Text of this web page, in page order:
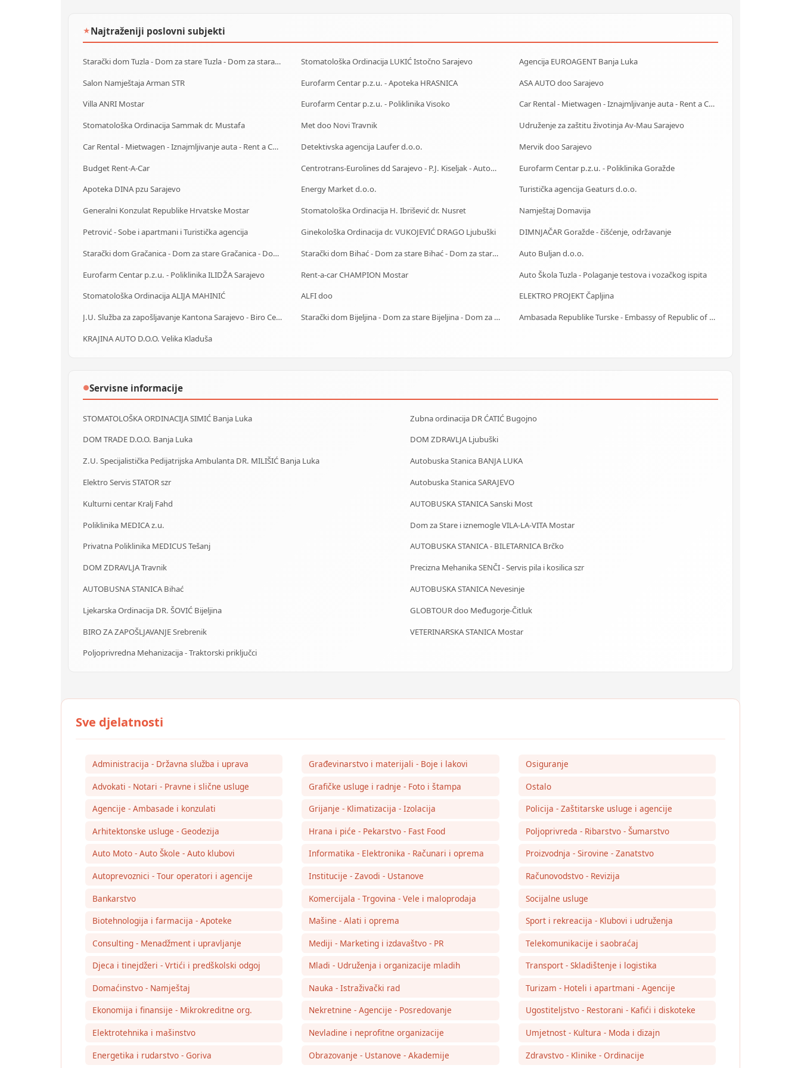
★Najtraženiji poslovni subjekti
Starački dom Tuzla - Dom za stare Tuzla - Dom za stara lica Tuzla Stomatološka Ordinacija LUKIĆ Istočno Sarajevo
Agencija EUROAGENT Banja Luka
Salon Namještaja Arman STR
Eurofarm Centar p.z.u. - Apoteka HRASNICA
ASA AUTO doo Sarajevo
Villa ANRI Mostar
Eurofarm Centar p.z.u. - Poliklinika Visoko
Car Rental - Mietwagen - Iznajmljivanje auta - Rent a Car Mostar
Stomatološka Ordinacija Sammak dr. Mustafa
Met doo Novi Travnik
Udruženje za zaštitu životinja Av-Mau Sarajevo
Car Rental - Mietwagen - Iznajmljivanje auta - Rent a Car Bihać
Detektivska agencija Laufer d.o.o.
Mervik doo Sarajevo
Budget Rent-A-Car
Centrotrans-Eurolines dd Sarajevo - P.J. Kiseljak - Autobuska stanica
Eurofarm Centar p.z.u. - Poliklinika Goražde
Apoteka DINA pzu Sarajevo
Energy Market d.o.o.
Turistička agencija Geaturs d.o.o.
Generalni Konzulat Republike Hrvatske Mostar
Stomatološka Ordinacija H. Ibrišević dr. Nusret
Namještaj Domavija
Petrović - Sobe i apartmani i Turistička agencija
Ginekološka Ordinacija dr. VUKOJEVIĆ DRAGO Ljubuški
DIMNJAČAR Goražde - čišćenje, održavanje
Starački dom Gračanica - Dom za stare Gračanica - Dom za stara lica Gračanica
Starački dom Bihać - Dom za stare Bihać - Dom za stara lica Bihać
Auto Buljan d.o.o.
Eurofarm Centar p.z.u. - Poliklinika ILIDŽA Sarajevo
Rent-a-car CHAMPION Mostar
Auto Škola Tuzla - Polaganje testova i vozačkog ispita
Stomatološka Ordinacija ALIJA MAHINIĆ
ALFI doo
ELEKTRO PROJEKT Čapljina
J.U. Služba za zapošljavanje Kantona Sarajevo - Biro Centar
Starački dom Bijeljina - Dom za stare Bijeljina - Dom za stara lica Bijeljina
Ambasada Republike Turske - Embassy of Republic of Turkey
KRAJINA AUTO D.O.O. Velika Kladuša
●Servisne informacije
STOMATOLOŠKA ORDINACIJA SIMIĆ Banja Luka
Zubna ordinacija DR ĆATIĆ Bugojno
DOM TRADE D.O.O. Banja Luka
DOM ZDRAVLJA Ljubuški
Z.U. Specijalistička Pedijatrijska Ambulanta DR. MILIŠIĆ Banja Luka
Autobuska Stanica BANJA LUKA
Elektro Servis STATOR szr
Autobuska Stanica SARAJEVO
Kulturni centar Kralj Fahd
AUTOBUSKA STANICA Sanski Most
Poliklinika MEDICA z.u.
Dom za Stare i iznemogle VILA-LA-VITA Mostar
Privatna Poliklinika MEDICUS Tešanj
AUTOBUSKA STANICA - BILETARNICA Brčko
DOM ZDRAVLJA Travnik
Precizna Mehanika SENČI - Servis pila i kosilica szr
AUTOBUSNA STANICA Bihać
AUTOBUSKA STANICA Nevesinje
Ljekarska Ordinacija DR. ŠOVIĆ Bijeljina
GLOBTOUR doo Međugorje-Čitluk
BIRO ZA ZAPOŠLJAVANJE Srebrenik
VETERINARSKA STANICA Mostar
Poljoprivredna Mehanizacija - Traktorski priključci
Administracija - Državna služba i uprava
Advokati - Notari - Pravne i slične usluge
Agencije - Ambasade i konzulati
Arhitektonske usluge - Geodezija
Auto Moto - Auto Škole - Auto klubovi
Autoprevoznici - Tour operatori i agencije
Bankarstvo
Biotehnologija i farmacija - Apoteke
Consulting - Menadžment i upravljanje
Djeca i tinejdžeri - Vrtići i predškolski odgoj
Domaćinstvo - Namještaj
Ekonomija i finansije - Mikrokreditne org.
Elektrotehnika i mašinstvo
Energetika i rudarstvo - Goriva
Građevinarstvo i materijali - Boje i lakovi
Grafičke usluge i radnje - Foto i štampa
Grijanje - Klimatizacija - Izolacija
Hrana i piće - Pekarstvo - Fast Food
Informatika - Elektronika - Računari i oprema
Institucije - Zavodi - Ustanove
Komercijala - Trgovina - Vele i maloprodaja
Mašine - Alati i oprema
Mediji - Marketing i izdavaštvo - PR
Mladi - Udruženja i organizacije mladih
Nauka - Istraživački rad
Nekretnine - Agencije - Posredovanje
Nevladine i neprofitne organizacije
Obrazovanje - Ustanove - Akademije
Osiguranje
Ostalo
Policija - Zaštitarske usluge i agencije
Poljoprivreda - Ribarstvo - Šumarstvo
Proizvodnja - Sirovine - Zanatstvo
Računovodstvo - Revizija
Socijalne usluge
Sport i rekreacija - Klubovi i udruženja
Telekomunikacije i saobraćaj
Transport - Skladištenje i logistika
Turizam - Hoteli i apartmani - Agencije
Ugostiteljstvo - Restorani - Kafići i diskoteke
Umjetnost - Kultura - Moda i dizajn
Zdravstvo - Klinike - Ordinacije